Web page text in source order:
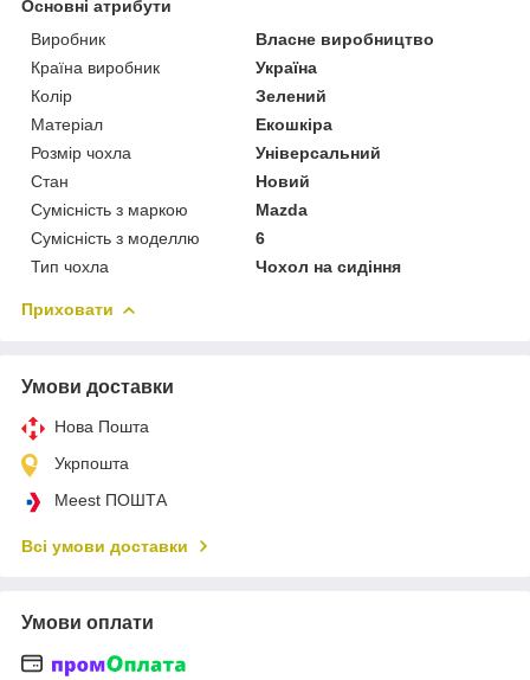
Основні атрибути
Виробник
Власне виробництво
Країна виробник
Україна
Колір
Зелений
Матеріал
Екошкіра
Розмір чохла
Універсальний
Стан
Новий
Сумісність з маркою
Mazda
Сумісність з моделлю
6
Тип чохла
Чохол на сидіння
Приховати
Умови доставки
Нова Пошта
Укрпошта
Meest ПОШТА
Всі умови доставки
Умови оплати